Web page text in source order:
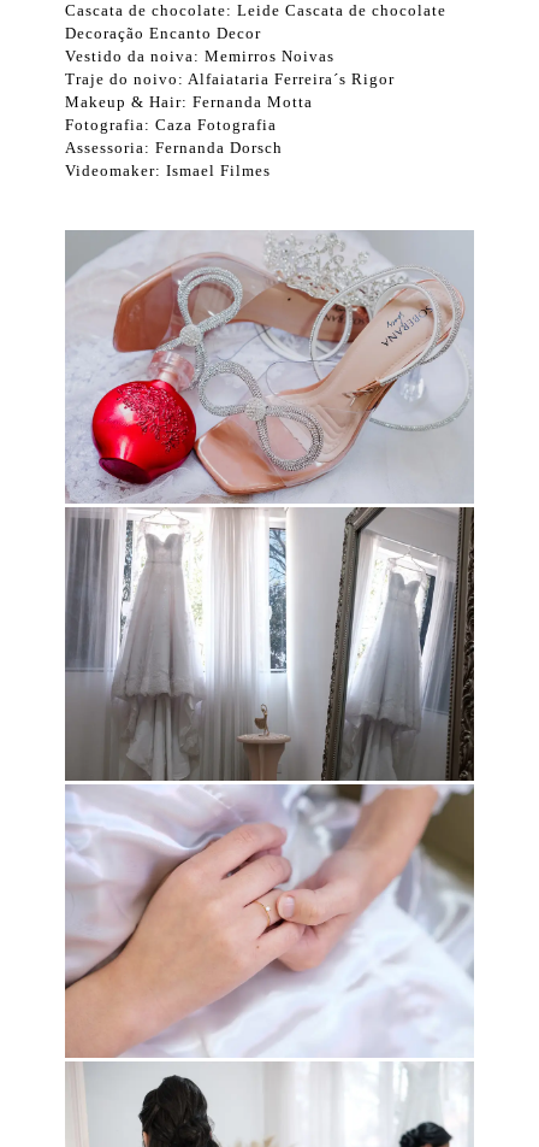
Cascata de chocolate: Leide Cascata de chocolate
Decoração Encanto Decor
Vestido da noiva: Memirros Noivas
Traje do noivo: Alfaiataria Ferreira´s Rigor
Makeup & Hair: Fernanda Motta
Fotografia: Caza Fotografia
Assessoria: Fernanda Dorsch
Videomaker: Ismael Filmes